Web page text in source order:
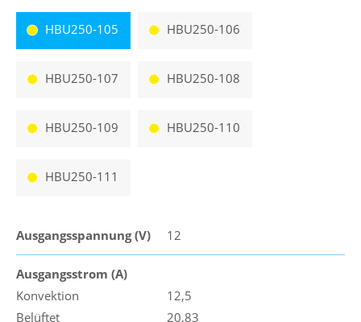
HBU250-105 HBU250-106
HBU250-107 HBU250-108
HBU250-109 HBU250-110
HBU250-111
Ausgangsspannung (V) 12
Ausgangsstrom (A)
Konvektion
Belüftet
12,5
20,83